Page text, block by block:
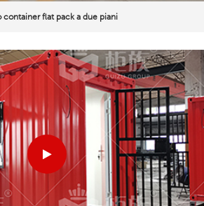
container flat pack a due piani